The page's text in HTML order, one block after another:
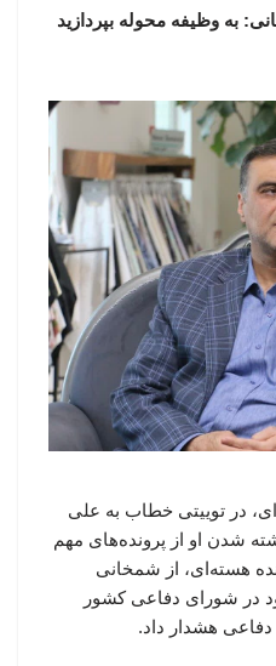
به وظیفه محوله بپردازید
در توییتی خطاب به علی
شدن او از پرونده‌های مهم
هسته‌ای، از شمخانی
در شورای دفاعی کشور
دفاعی هشدار داد.